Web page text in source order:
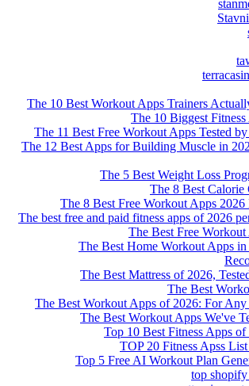
The 10 Best Workout Apps Trainers
The 10 Biggest
The 11 Best Free Workout Apps Tested
The 12 Best Apps for Building Muscle in
The 5 Best Weight Loss
The 8 Best Calorie
The 8 Best Free Workout Apps 2026
The best free and paid fitness apps of 2026
The Best Free
The Best Home Workout Apps
The Best Mattress of 2026,
The Best
The Best Workout Apps of 2026: For Any
The Best Workout Apps We've
Top 10 Best Fitness Apps
TOP 20 Fitness Apss
Top 5 Free AI Workout Plan
top shopify